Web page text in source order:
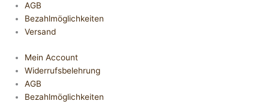
AGB
Bezahlmöglichkeiten
Versand
Mein Account
Widerrufsbelehrung
AGB
Bezahlmöglichkeiten